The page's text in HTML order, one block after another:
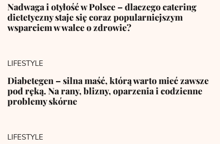
Nadwaga i otyłość w Polsce – dlaczego catering
dietetyczny staje się coraz popularniejszym
wsparciem w walce o zdrowie?
LIFESTYLE
Diabetegen – silna maść, którą warto mieć zawsze
pod ręką. Na rany, blizny, oparzenia i codzienne
problemy skórne
LIFESTYLE